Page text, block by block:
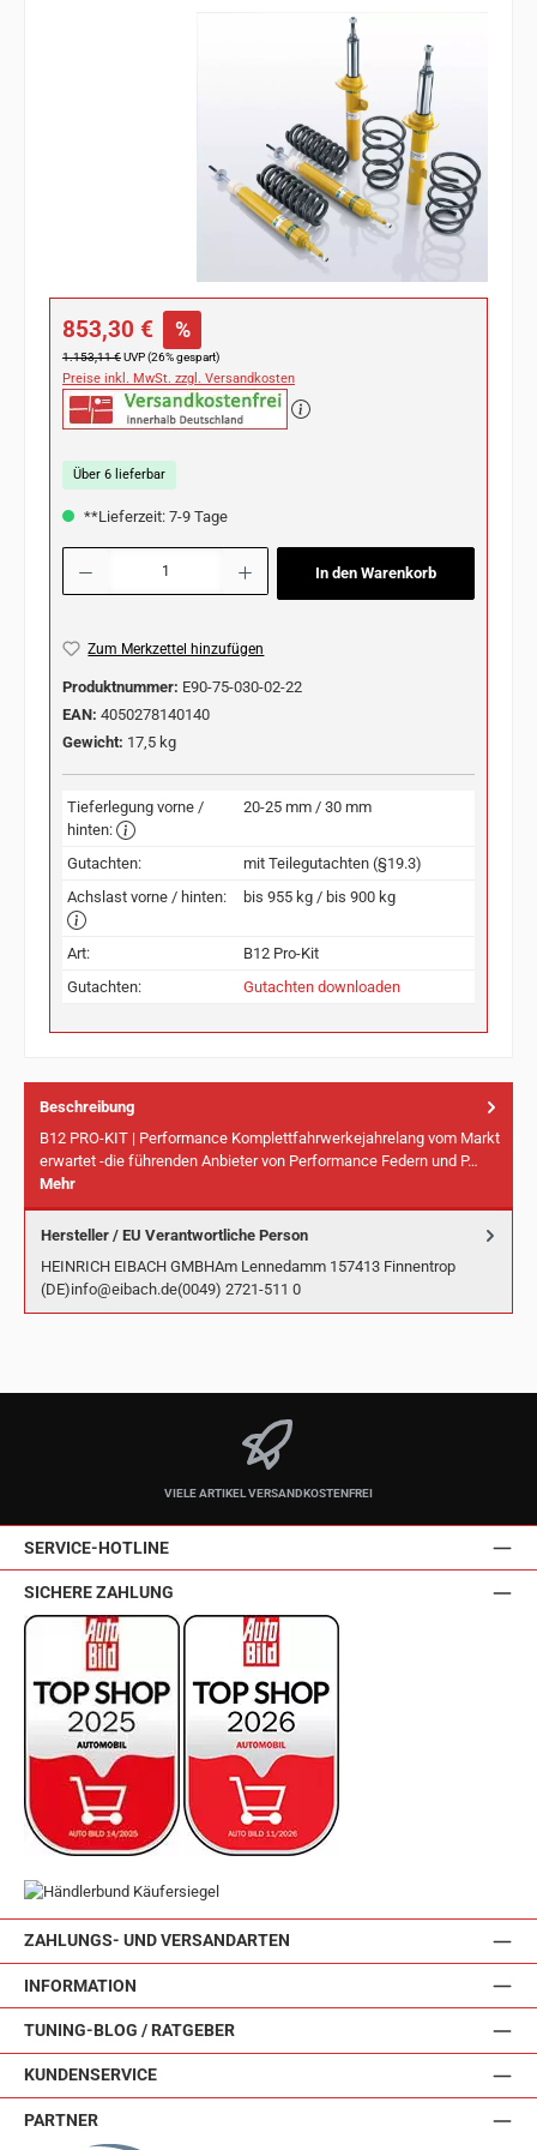
Verkaufspreis:
853,30 € %
Regulärer Preis:
1.153,11 €UVP (26% gespart)
Preise inkl. MwSt. zzgl. Versandkosten
Über 6 lieferbar
**Lieferzeit: 7-9 Tage
Produkt Anzahl: Gib den gewünschten Wert ein oder benutze die Schaltflächen
In den Warenkorb
Zum Merkzettel hinzufügen
Produktnummer: E90-75-030-02-22
EAN: 4050278140140
Gewicht: 17,5 kg
Tieferlegung vorne /
hinten:
20-25 mm / 30 mm
Gutachten:
mit Teilegutachten (§19.3)
Achslast vorne / hinten:
bis 955 kg / bis 900 kg
Art:
B12 Pro-Kit
Gutachten:
Gutachten downloaden
Beschreibung
B12 PRO-KIT | Performance Komplettfahrwerkejahrelang vom Markt
erwartet -die führenden Anbieter von Performance Federn und P…
Mehr
Hersteller / EU Verantwortliche Person
HEINRICH EIBACH GMBHAm Lennedamm 157413 Finnentrop
(DE)info@eibach.de(0049) 2721-511 0
VIELE ARTIKEL VERSANDKOSTENFREI
SERVICE-HOTLINE
ZAHLUNGS- UND VERSANDARTEN
INFORMATION
TUNING-BLOG / RATGEBER
KUNDENSERVICE
SICHERE ZAHLUNG
PARTNER